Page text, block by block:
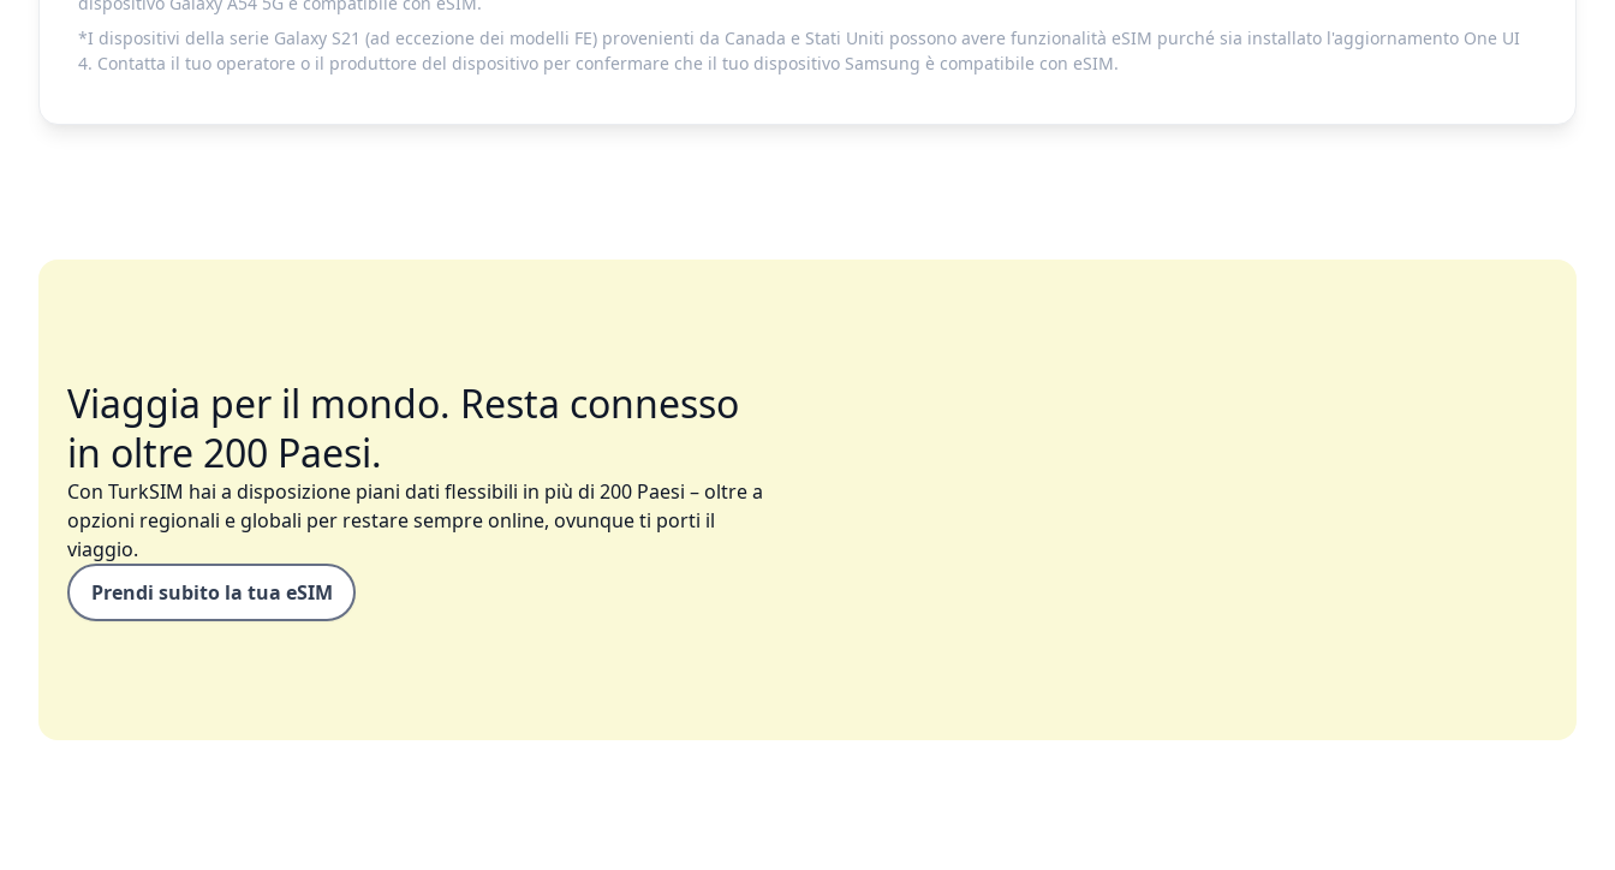
*I dispositivi della serie Galaxy S21 (ad eccezione dei modelli FE) provenienti da Canada e Stati Uniti possono avere funzionalità eSIM purché sia installato l'aggiornamento One UI
4. Contatta il tuo operatore o il produttore del dispositivo per confermare che il tuo dispositivo Samsung è compatibile con eSIM.
Viaggia per il mondo. Resta connesso
in oltre 200 Paesi.
Con TurkSIM hai a disposizione piani dati flessibili in più di 200 Paesi – oltre a
opzioni regionali e globali per restare sempre online, ovunque ti porti il
viaggio.
Prendi subito la tua eSIM